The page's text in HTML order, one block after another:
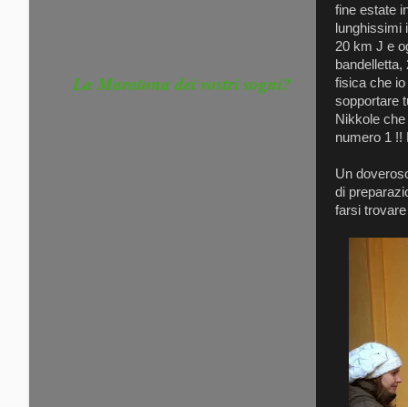
fine estate
lunghissimi
20 km J e
fisica che
sopportare
Nikkole
numero 1 !!
Un
di
farsi
La Maratona dei vostri sogni?